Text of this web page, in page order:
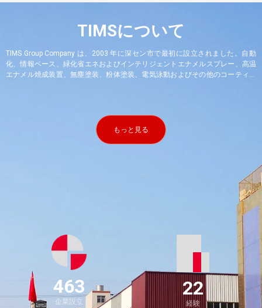
TIMSについて
TIMS Group Company は、2003 年に深セン市で最初に設立されました。自動
化、情報ベース、緑化省エネおよびインテリジェントエナメルスプレー、高温
エナメル焼成装置、無塵塗装、粉体塗装、電気泳動およびその他のコーティン
メル産業協会の副会長ユニット、中国エナメル産業協会のベンチマーク企業で
もっと見る
463
企業設立
22
経験